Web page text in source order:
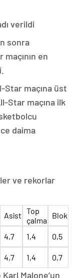
verildi
sonra
en
Star maçına üst
Star maçına ilk
daima
ve rekorlar
Asist Top
çalma
Blok
4,7 1,4
0,5
4,7 1,4 0,7
Malone’un